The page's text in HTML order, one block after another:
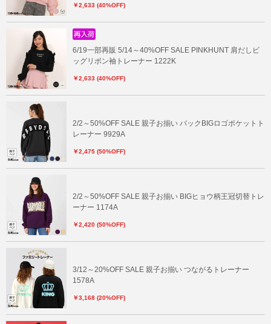
￥2,633 (40%OFF)
6/19一部再販 5/14～40%OFF SALE PINKHUNT 肩だしビ
ッグリボン袖トレーナー 1222K
￥2,633 (40%OFF)
2/2～50%OFF SALE 親子お揃い バックBIGロゴポケットト
レーナー 9929A
￥2,475 (50%OFF)
2/2～50%OFF SALE 親子お揃い BIGヒョウ柄王冠切替トレ
ーナー 1174A
￥2,420 (50%OFF)
3/12～20%OFF SALE 親子お揃い つながるトレーナー
1578A
￥3,168 (20%OFF)